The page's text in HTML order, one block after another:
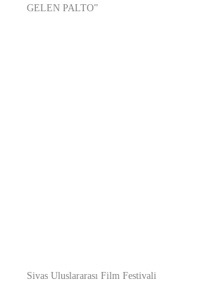
GELEN PALTO”
Sivas Uluslararası Film Festivali